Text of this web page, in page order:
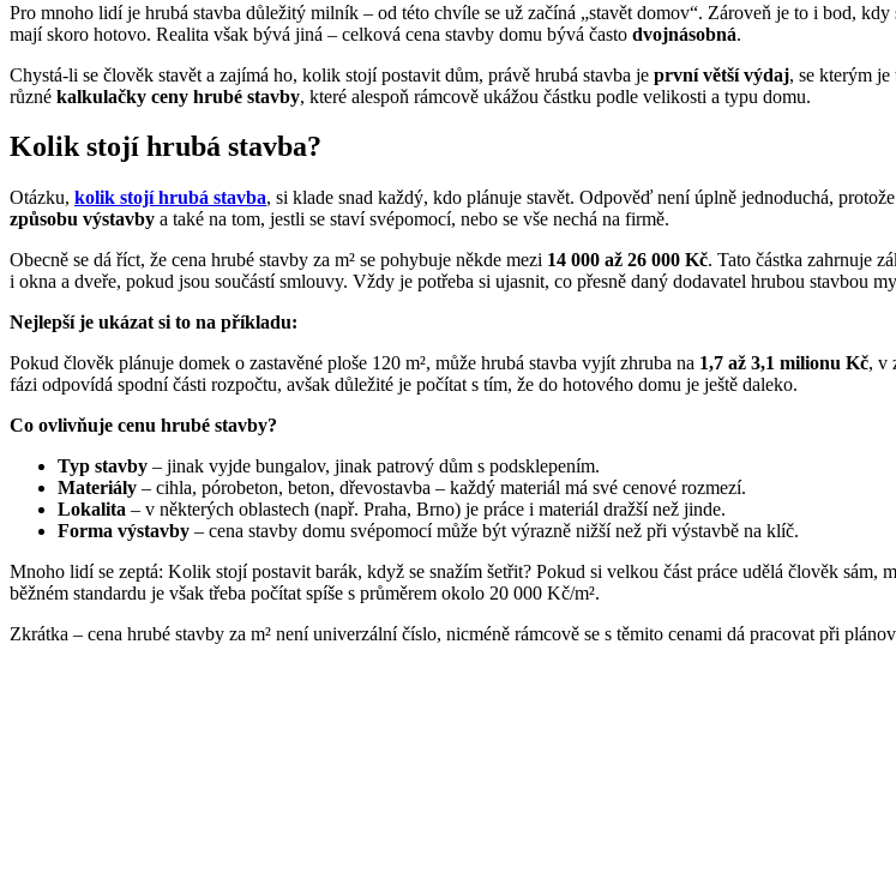
Pro mnoho lidí je hrubá stavba důležitý milník – od této chvíle se už začíná „stavět domov“. Zároveň je to i bod, kdy
mají skoro hotovo. Realita však bývá jiná – celková cena stavby domu bývá často dvojnásobná.
Chystá-li se člověk stavět a zajímá ho, kolik stojí postavit dům, právě hrubá stavba je první větší výdaj, se kterým
různé kalkulačky ceny hrubé stavby, které alespoň rámcově ukážou částku podle velikosti a typu domu.
Kolik stojí hrubá stavba?
Otázku, kolik stojí hrubá stavba, si klade snad každý, kdo plánuje stavět. Odpověď není úplně jednoduchá,
způsobu výstavby a také na tom, jestli se staví svépomocí, nebo se vše nechá na firmě.
Obecně se dá říct, že cena hrubé stavby za m² se pohybuje někde mezi 14 000 až 26 000 Kč. Tato částka zahrnuje
i okna a dveře, pokud jsou součástí smlouvy. Vždy je potřeba si ujasnit, co přesně daný dodavatel hrubou stavbou
Nejlepší je ukázat si to na příkladu:
Pokud člověk plánuje domek o zastavěné ploše 120 m², může hrubá stavba vyjít zhruba na 1,7 až 3,1 milionu Kč, v
fázi odpovídá spodní části rozpočtu, avšak důležité je počítat s tím, že do hotového domu je ještě daleko.
Co ovlivňuje cenu hrubé stavby?
Typ stavby – jinak vyjde bungalov, jinak patrový dům s podsklepením.
Materiály – cihla, pórobeton, beton, dřevostavba – každý materiál má své cenové rozmezí.
Lokalita – v některých oblastech (např. Praha, Brno) je práce i materiál dražší než jinde.
Forma výstavby – cena stavby domu svépomocí může být výrazně nižší než při výstavbě na klíč.
Mnoho lidí se zeptá: Kolik stojí postavit barák, když se snažím šetřit? Pokud si velkou část práce udělá člověk sám,
běžném standardu je však třeba počítat spíše s průměrem okolo 20 000 Kč/m².
Zkrátka – cena hrubé stavby za m² není univerzální číslo, nicméně rámcově se s těmito cenami dá pracovat při